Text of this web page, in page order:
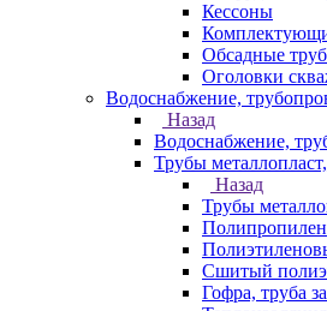
Кессоны
Обсадные
Оголовки
Водоснабжение,
Назад
Водоснабжение,
Трубы
Назад
Трубы
Полипропилен
Сшитый
Гофра, труба